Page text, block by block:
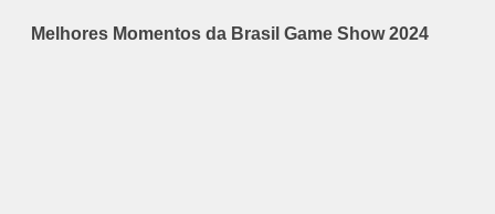
Melhores Momentos da Brasil Game Show 2024